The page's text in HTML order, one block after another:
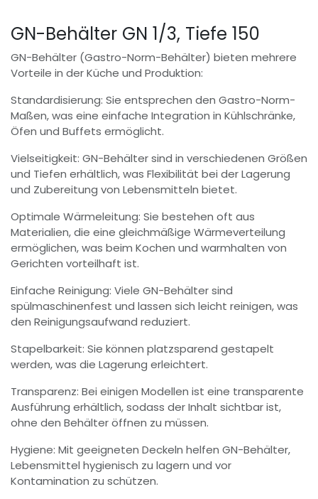
GN-Behälter GN 1/3, Tiefe 150
GN-Behälter (Gastro-Norm-Behälter) bieten mehrere
Vorteile in der Küche und Produktion:
Standardisierung: Sie entsprechen den Gastro-Norm-
Maßen, was eine einfache Integration in Kühlschränke,
Öfen und Buffets ermöglicht.
Vielseitigkeit: GN-Behälter sind in verschiedenen Größen
und Tiefen erhältlich, was Flexibilität bei der Lagerung
und Zubereitung von Lebensmitteln bietet.
Optimale Wärmeleitung: Sie bestehen oft aus
Materialien, die eine gleichmäßige Wärmeverteilung
ermöglichen, was beim Kochen und warmhalten von
Gerichten vorteilhaft ist.
Einfache Reinigung: Viele GN-Behälter sind
spülmaschinenfest und lassen sich leicht reinigen, was
den Reinigungsaufwand reduziert.
Stapelbarkeit: Sie können platzsparend gestapelt
werden, was die Lagerung erleichtert.
Transparenz: Bei einigen Modellen ist eine transparente
Ausführung erhältlich, sodass der Inhalt sichtbar ist,
ohne den Behälter öffnen zu müssen.
Hygiene: Mit geeigneten Deckeln helfen GN-Behälter,
Lebensmittel hygienisch zu lagern und vor
Kontamination zu schützen.